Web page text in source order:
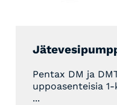
Pentax DM ja
uppoasenteisia
...